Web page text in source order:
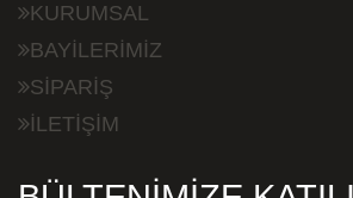
KURUMSAL
BAYİLERİMİZ
SİPARİŞ
İLETİŞİM